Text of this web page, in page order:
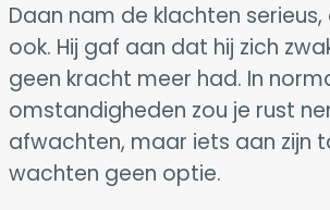
Daan nam de klachten serieus,
ook. Hij gaf aan dat hij zich
geen kracht meer had. In
omstandigheden zou je rust
afwachten, maar iets aan zijn
wachten geen optie.